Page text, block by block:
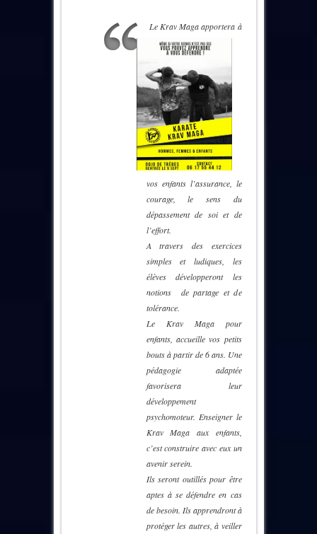
Le Krav Maga apportera à
vos enfants l’assurance, le
courage, le sens du
dépassement de soi et de
l’effort.
A travers des exercices
simples et ludiques, les
élèves développeront les
notions de partage et de
tolérance.
Le Krav Maga pour
enfants, accueille vos petits
bouts à partir de 6 ans. Une
pédagogie adaptée
favorisera leur
développement
psychomoteur. Enseigner le
Krav Maga aux enfants,
c’est construire avec eux un
avenir serein.
Ils seront outillés pour être
aptes à se défendre en cas
de besoin. Ils apprendront à
protéger les autres, à veiller